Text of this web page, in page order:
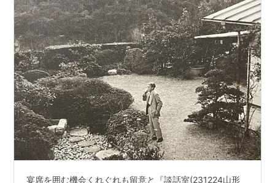
宴席を囲む機会くれぐれも留意と『談話室(231224山形